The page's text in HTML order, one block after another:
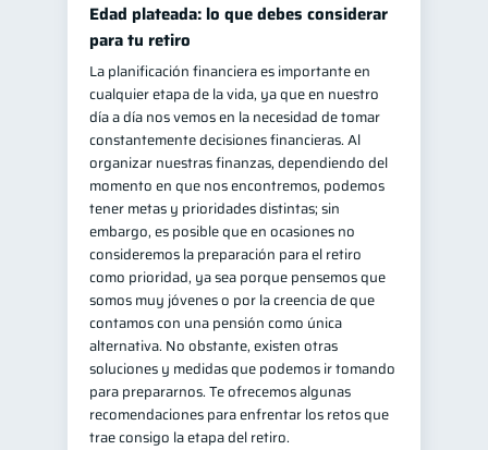
Información financiera 1
Salud mental
Doble sueldo
Gasto responsable
información financiera
Edad plateada: lo que debes considerar
para tu retiro
La planificación financiera es importante en
cualquier etapa de la vida, ya que en nuestro
día a día nos vemos en la necesidad de tomar
constantemente decisiones financieras. Al
organizar nuestras finanzas, dependiendo del
momento en que nos encontremos, podemos
tener metas y prioridades distintas; sin
embargo, es posible que en ocasiones no
consideremos la preparación para el retiro
como prioridad, ya sea porque pensemos que
somos muy jóvenes o por la creencia de que
contamos con una pensión como única
alternativa. No obstante, existen otras
soluciones y medidas que podemos ir tomando
para prepararnos. Te ofrecemos algunas
recomendaciones para enfrentar los retos que
trae consigo la etapa del retiro.